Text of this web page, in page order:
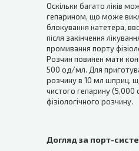
Оскільки багато ліків
гепарином, що може
блокування катетера,
після закінчення
промивання порту
Розчин повинен мати
500 од/мл. Для
розчину в 10 мл шприц,
чистого гепарину
фізіологічного розчину.
Догляд за порт-